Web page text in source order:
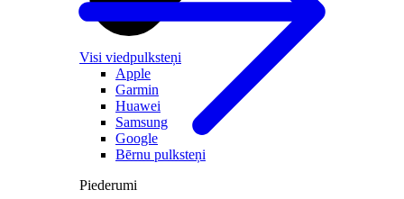
Visi viedpulksteņi
Apple
Garmin
Huawei
Samsung
Google
Bērnu pulksteņi
Piederumi